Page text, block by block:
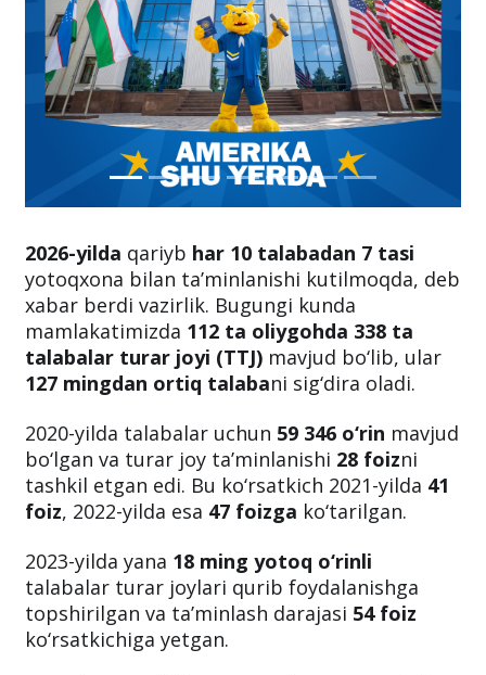
2026-yilda qariyb har 10 talabadan 7 tasi
yotoqxona bilan ta’minlanishi kutilmoqda, deb
xabar berdi vazirlik. Bugungi kunda
mamlakatimizda 112 ta oliygohda 338 ta
talabalar turar joyi (TTJ) mavjud bo‘lib, ular
127 mingdan ortiq talabani sig‘dira oladi.
2020-yilda talabalar uchun 59 346 o‘rin mavjud
bo‘lgan va turar joy ta’minlanishi 28 foizni
tashkil etgan edi. Bu ko‘rsatkich 2021-yilda 41
foiz, 2022-yilda esa 47 foizga ko‘tarilgan.
2023-yilda yana 18 ming yotoq o‘rinli
talabalar turar joylari qurib foydalanishga
topshirilgan va ta’minlash darajasi 54 foiz
ko‘rsatkichiga yetgan.